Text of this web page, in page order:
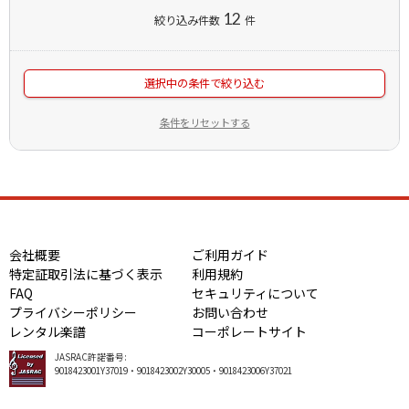
絞り込み件数 12 件
選択中の条件で絞り込む
条件をリセットする
会社概要
ご利用ガイド
特定証取引法に基づく表示
利用規約
FAQ
セキュリティについて
プライバシーポリシー
お問い合わせ
レンタル楽譜
コーポレートサイト
JASRAC許諾番号:
9018423001Y37019・9018423002Y30005・9018423006Y37021